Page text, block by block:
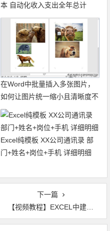
本 自动化收入支出全年总计
在Word中批量插入多张图片，
如何让图片统一缩小且清晰度不
变？ 图文
Excel纯模板 XX公司通讯录 部
门+姓名+岗位+手机 详细明细
下一篇
【视频教程】EXCEL中建立可折叠和展开的树形目录大纲 创建组合细节视频操作详解